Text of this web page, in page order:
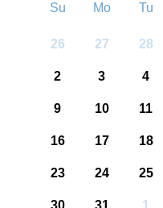
Su Mo Tu
26 27 28
2 3 4
9 10 11
16 17 18
23 24 25
30 31 1